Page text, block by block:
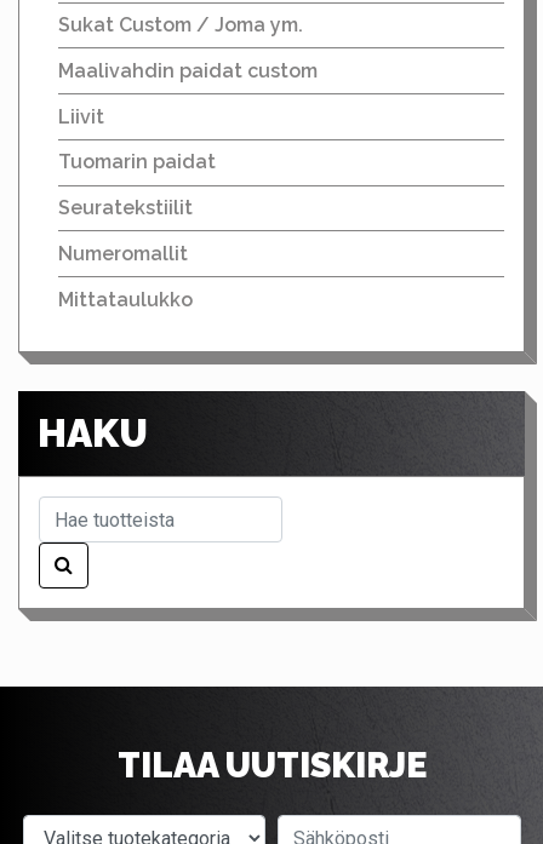
Sukat Custom / Joma ym.
Maalivahdin paidat custom
Liivit
Tuomarin paidat
Seuratekstiilit
Numeromallit
Mittataulukko
HAKU
TILAA UUTISKIRJE
Valitse tuotekategoria